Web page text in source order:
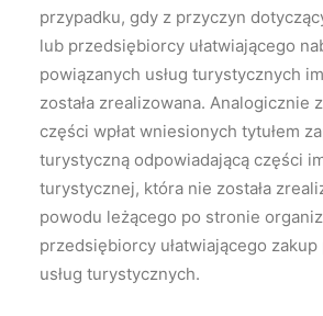
przypadku, gdy z przyczyn
lub przedsiębiorcy ułatwiającego
powiązanych usług turystycznych
została zrealizowana. Analogicznie
części wpłat wniesionych tytułem
turystyczną odpowiadającą części
turystycznej, która nie została
powodu leżącego po stronie
przedsiębiorcy ułatwiającego
usług turystycznych.